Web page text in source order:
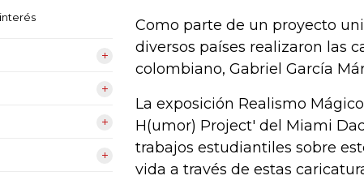
Como parte de un proyecto
diversos países realizaron las
colombiano, Gabriel García
La exposición Realismo
H(umor) Project' del Miami
trabajos estudiantiles sobre
vida a través de estas